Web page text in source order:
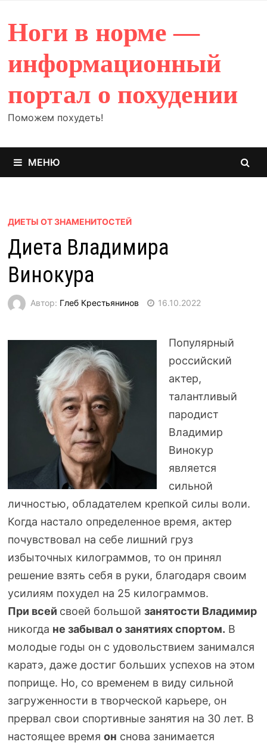
содержимому
Ноги в норме —
информационный
портал о похудении
Поможем похудеть!
МЕНЮ
ДИЕТЫ ОТ ЗНАМЕНИТОСТЕЙ
Диета Владимира
Винокура
Автор: Глеб Крестьянинов 16.10.2022
Популярный
российский
актер,
талантливый
пародист
Владимир
Винокур
является
сильной
личностью, обладателем крепкой силы воли.
Когда настало определенное время, актер
почувствовал на себе лишний груз
избыточных килограммов, то он принял
решение взять себя в руки, благодаря своим
усилиям похудел на 25 килограммов.
При всей своей большой занятости Владимир
никогда не забывал о занятиях спортом. В
молодые годы он с удовольствием занимался
каратэ, даже достиг больших успехов на этом
поприще. Но, со временем в виду сильной
загруженности в творческой карьере, он
прервал свои спортивные занятия на 30 лет. В
настоящее время он снова занимается